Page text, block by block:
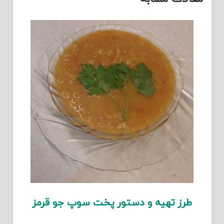
طرز تهیه و دستور پخت سوپ جو قرمز